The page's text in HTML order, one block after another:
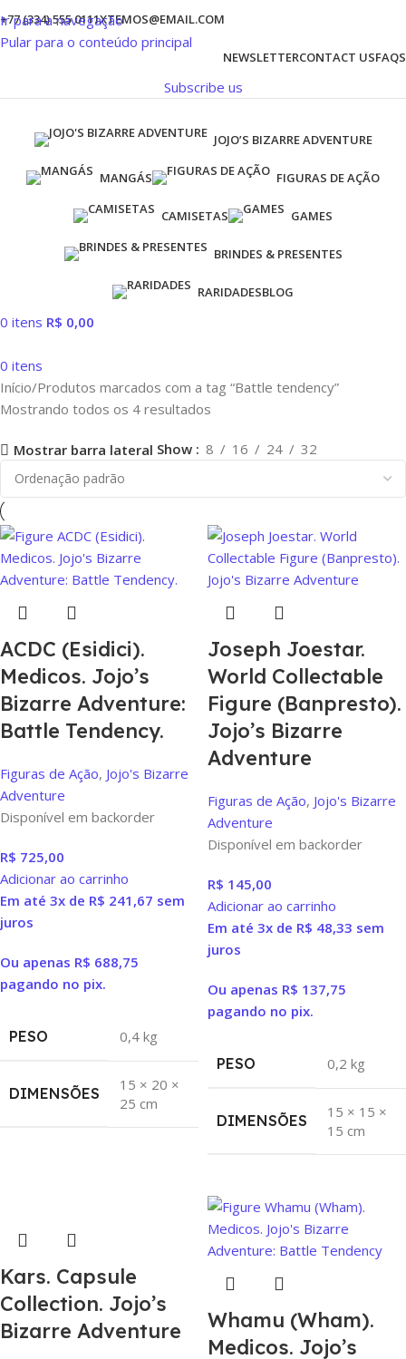
Ir para a navegação
Pular para o conteúdo principal
+77 (334) 555 0111XTEMOS@EMAIL.COM
NEWSLETTERCONTACT USFAQS
Subscribe us
JOJO’S BIZARRE ADVENTURE
MANGÁS FIGURAS DE AÇÃO
CAMISETAS GAMES
BRINDES & PRESENTES
RARIDADESBLOG
0 itens R$ 0,00
0 itens
Início Produtos marcados com a tag “Battle tendency”
Mostrando todos os 4 resultados
Mostrar barra lateral Show 8 16 24 32
ACDC (Esidici).
Medicos. Jojo’s
Bizarre Adventure:
Battle Tendency.
Figuras de Ação, Jojo's Bizarre
Adventure
Disponível em backorder
R$ 725,00
Adicionar ao carrinho
Em até 3x de R$ 241,67 sem
juros
Ou apenas R$ 688,75
pagando no pix.
PESO 0,4 kg
DIMENSÕES
15 × 20 ×
25 cm
Joseph Joestar.
World Collectable
Figure (Banpresto).
Jojo’s Bizarre
Adventure
Figuras de Ação, Jojo's Bizarre
Adventure
Disponível em backorder
R$ 145,00
Adicionar ao carrinho
Em até 3x de R$ 48,33 sem
juros
Ou apenas R$ 137,75
pagando no pix.
PESO 0,2 kg
DIMENSÕES
15 × 15 ×
15 cm
Kars. Capsule
Collection. Jojo’s
Bizarre Adventure
Whamu (Wham).
Medicos. Jojo’s